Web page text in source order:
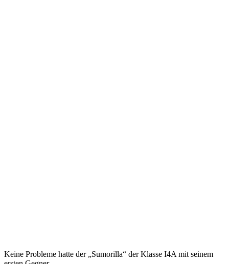
Keine Probleme hatte der „Sumorilla“ der Klasse I4A mit seinem